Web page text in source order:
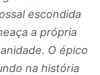
escondida
a própria
O épico
na história